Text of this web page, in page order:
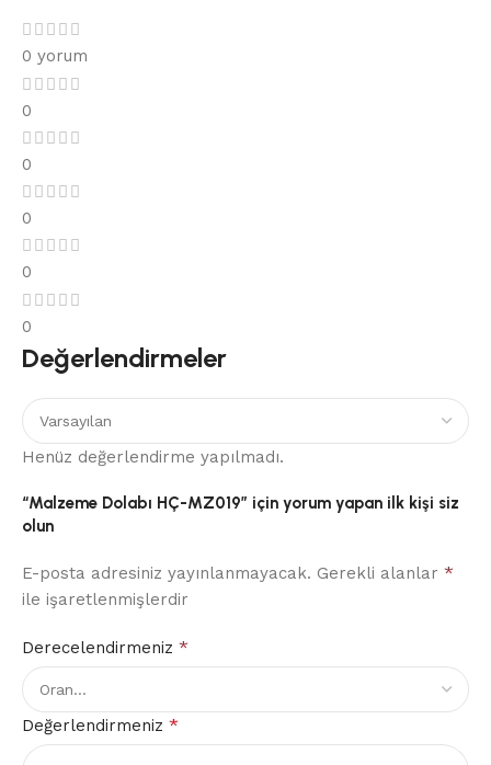
0 yorum
0
0
0
0
0
Değerlendirmeler
Henüz değerlendirme yapılmadı.
“Malzeme Dolabı HÇ-MZ019” için yorum yapan ilk kişi siz
olun
E-posta adresiniz yayınlanmayacak. Gerekli alanlar *
ile işaretlenmişlerdir
Derecelendirmeniz *
Değerlendirmeniz *